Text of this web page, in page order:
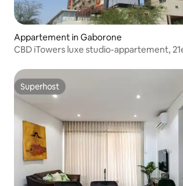
Appartement in Gaborone
CBD iTowers luxe studio-appartement,
Superhost
Superhost